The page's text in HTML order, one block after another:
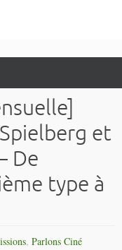
et
De
type à
, Parlons Ciné